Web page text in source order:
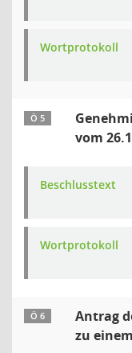
Wortprotokoll
Ö 5
vom
Beschlusstext
Wortprotokoll
Ö 6
Antrag
zu